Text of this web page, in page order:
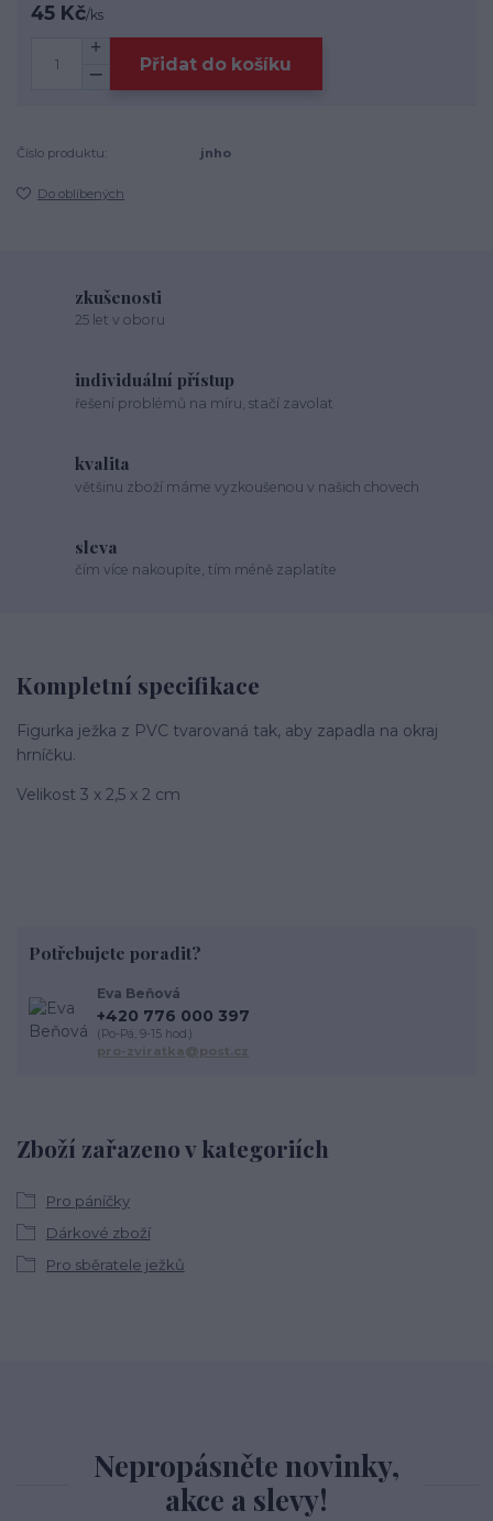
45 Kč/ks
Přidat do košíku
Číslo produktu: jnho
Do oblíbených
zkušenosti
25 let v oboru
individuální přístup
řešení problémů na míru, stačí zavolat
kvalita
většinu zboží máme vyzkoušenou v našich chovech
sleva
čím více nakoupíte, tím méně zaplatíte
Kompletní specifikace
Figurka ježka z PVC tvarovaná tak, aby zapadla na okraj
hrníčku.
Velikost 3 x 2,5 x 2 cm
Zboží zařazeno v kategoriích
Pro páníčky
Dárkové zboží
Pro sběratele ježků
Potřebujete poradit?
Eva Beňová
+420 776 000 397
(Po-Pá, 9-15 hod.)
pro-zviratka@post.cz
Nepropásněte novinky,
akce a slevy!